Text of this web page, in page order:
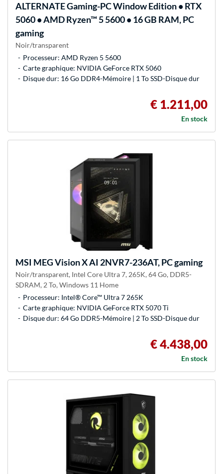
ALTERNATEGaming-PC Window Edition • RTX
5060 • AMD Ryzen™ 5 5600 • 16 GB RAM, PC
gaming
Noir/transparent
Processeur: AMD Ryzen 5 5600
Carte graphique: NVIDIA GeForce RTX 5060
Disque dur: 16 Go DDR4-Mémoire | 1 To SSD-Disque dur
€ 1.211,00
En stock
MSI MEG Vision X AI 2NVR7-236AT, PC gaming
Noir/transparent, Intel Core Ultra 7, 265K, 64 Go, DDR5-
SDRAM, 2 To, Windows 11 Home
Processeur: Intel® Core™ Ultra 7 265K
Carte graphique: NVIDIA GeForce RTX 5070 Ti
Disque dur: 64 Go DDR5-Mémoire | 2 To SSD-Disque dur
€ 4.438,00
En stock